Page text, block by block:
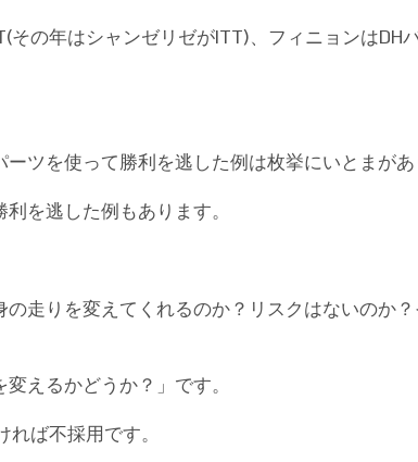
の年はシャンゼリゼがITT)、フィニョンはDH
ツを使って勝利を逃した例は枚挙にいとまがあ
を逃した例もあります。
走りを変えてくれるのか？リスクはないのか
えるかどうか？」です。
ば不採用です。